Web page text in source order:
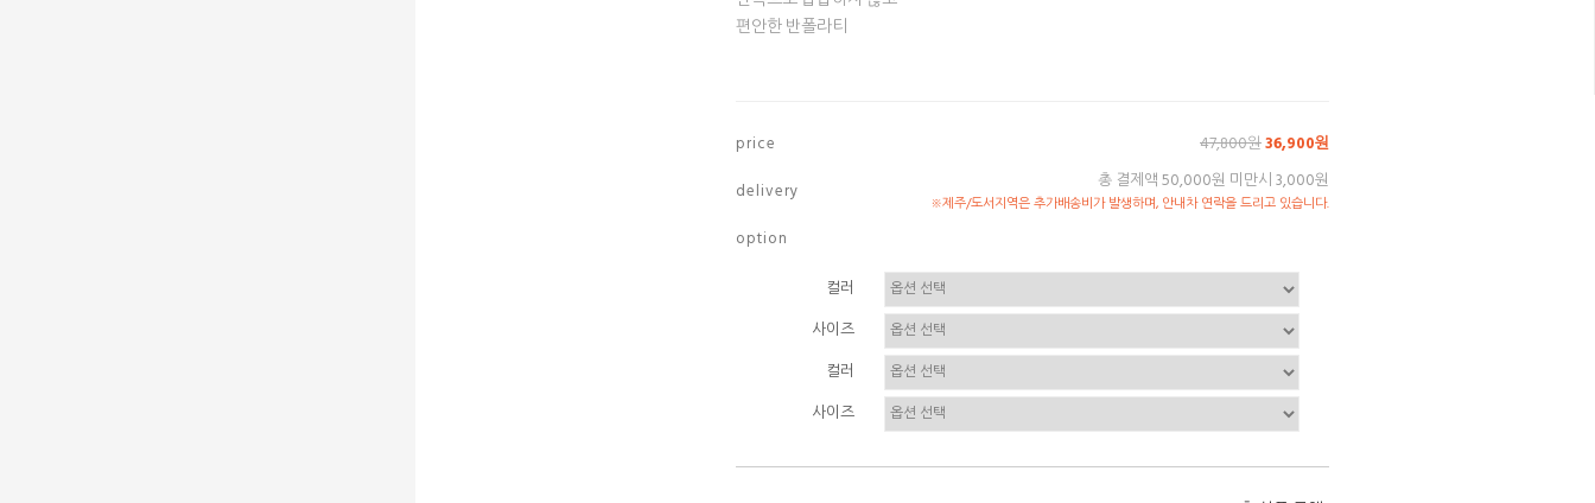
편안한 반폴라티
p r i c e 47,800원36,900원
d e l i v e r y
총 결제액 50,000원 미만시 3,000원
※제주/도서지역은 추가배송비가 발생하며, 안내차 연락을 드리고 있습니다.
o p t i o n
컬러
사이즈
컬러
사이즈